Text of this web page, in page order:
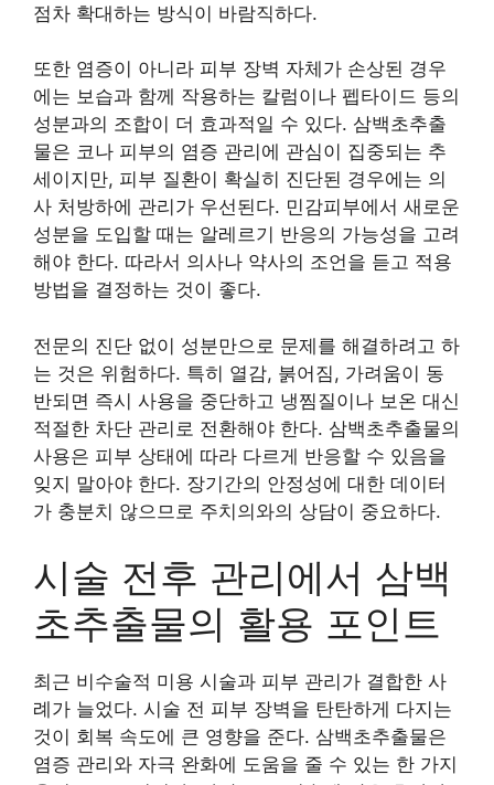
점차 확대하는 방식이 바람직하다.
또한 염증이 아니라 피부 장벽 자체가 손상된 경우
에는 보습과 함께 작용하는 칼럼이나 펩타이드 등의
성분과의 조합이 더 효과적일 수 있다. 삼백초추출
물은 코나 피부의 염증 관리에 관심이 집중되는 추
세이지만, 피부 질환이 확실히 진단된 경우에는 의
사 처방하에 관리가 우선된다. 민감피부에서 새로운
성분을 도입할 때는 알레르기 반응의 가능성을 고려
해야 한다. 따라서 의사나 약사의 조언을 듣고 적용
방법을 결정하는 것이 좋다.
전문의 진단 없이 성분만으로 문제를 해결하려고 하
는 것은 위험하다. 특히 열감, 붉어짐, 가려움이 동
반되면 즉시 사용을 중단하고 냉찜질이나 보온 대신
적절한 차단 관리로 전환해야 한다. 삼백초추출물의
사용은 피부 상태에 따라 다르게 반응할 수 있음을
잊지 말아야 한다. 장기간의 안정성에 대한 데이터
가 충분치 않으므로 주치의와의 상담이 중요하다.
시술 전후 관리에서 삼백
초추출물의 활용 포인트
최근 비수술적 미용 시술과 피부 관리가 결합한 사
례가 늘었다. 시술 전 피부 장벽을 탄탄하게 다지는
것이 회복 속도에 큰 영향을 준다. 삼백초추출물은
염증 관리와 자극 완화에 도움을 줄 수 있는 한 가지